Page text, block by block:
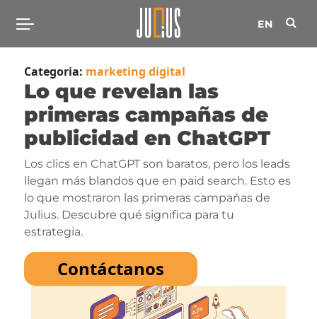
EN
Categoria: marketing digital
Lo que revelan las
primeras campañas de
publicidad en ChatGPT
Los clics en ChatGPT son baratos, pero los leads
llegan más blandos que en paid search. Esto es
lo que mostraron las primeras campañas de
Julius. Descubre qué significa para tu
estrategia.
Contáctanos